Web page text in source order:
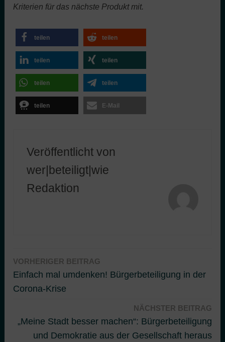
Kriterien für das nächste Produkt mit.
teilen teilen
teilen teilen
teilen teilen
teilen E-Mail
Veröffentlicht von
wer|beteiligt|wie
Redaktion
Beitragsnavigation
VORHERIGER BEITRAG
Einfach mal umdenken! Bürgerbeteiligung in der
Corona-Krise
NÄCHSTER BEITRAG
„Meine Stadt besser machen“: Bürgerbeteiligung
und Demokratie aus der Gesellschaft heraus